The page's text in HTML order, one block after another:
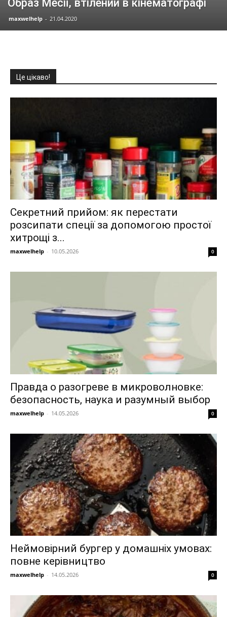
Образ Месії, втілений в кінематографі
maxwelhelp - 21.04.2020
Це цікаво!
Секретний прийом: як перестати
розсипати спеції за допомогою простої
хитрощі з...
maxwelhelp - 10.05.2026 0
Правда о разогреве в микроволновке:
безопасность, наука и разумный выбор
maxwelhelp - 14.05.2026 0
Неймовірний бургер у домашніх умовах:
повне керівництво
maxwelhelp - 14.05.2026 0